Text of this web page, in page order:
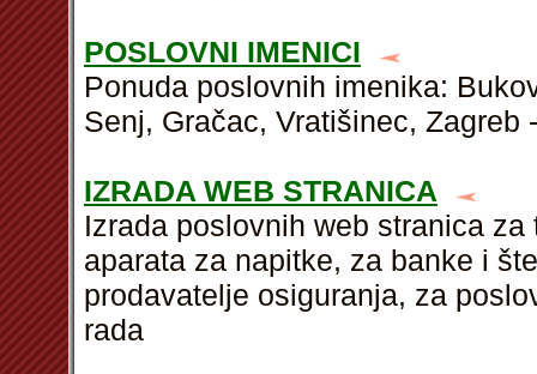
POSLOVNI IMENICI
Ponuda poslovnih imenika:
Senj, Gračac, Vratišinec, Zagreb
IZRADA WEB STRANICA
Izrada poslovnih web stranica
aparata za napitke, za banke i
prodavatelje osiguranja, za
rada